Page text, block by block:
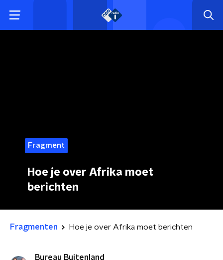
Fragment
Hoe je over Afrika moet
berichten
Fragmenten Hoe je over Afrika moet berichten
Bureau Buitenland